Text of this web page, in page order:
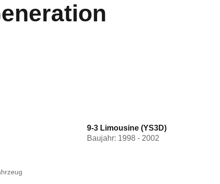
9-3 Limousine (YS3D)
Baujahr: 1998 - 2002